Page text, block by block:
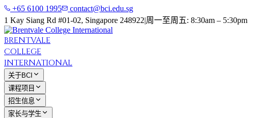
+65 6100 1995
contact@bci.edu.sg
1 Kay Siang Rd #01-02, Singapore 248922|周一至周五: 8:30am – 5:30pm
BRENTVALE
COLLEGE
INTERNATIONAL
关于BCI
课程项目
招生信息
家长与学生